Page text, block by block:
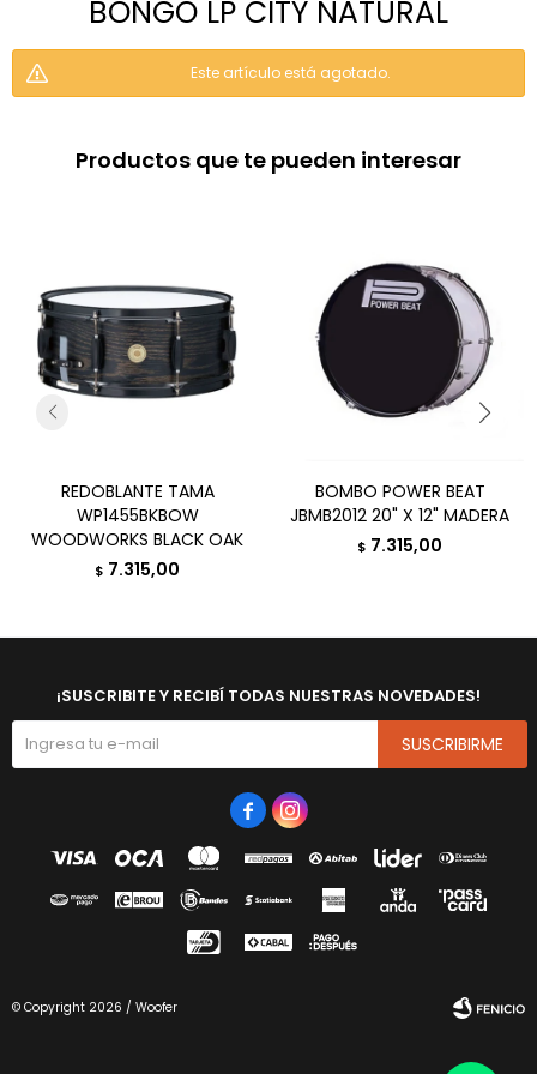
BONGO LP CITY NATURAL
Este artículo está agotado.
Productos que te pueden interesar
REDOBLANTE TAMA
WP1455BKBOW
WOODWORKS BLACK OAK
$ 7.315,00
BOMBO POWER BEAT
JBMB2012 20" X 12" MADERA
$ 7.315,00
¡SUSCRIBITE Y RECIBÍ TODAS NUESTRAS NOVEDADES!
SUSCRIBIRME
 
© Copyright 2026 / Woofer